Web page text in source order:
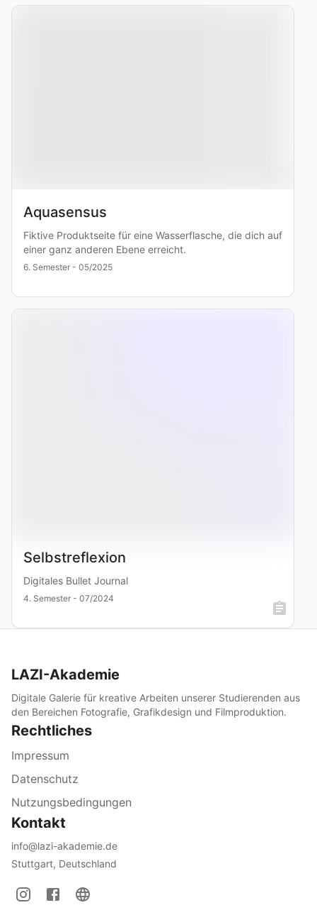
Aquasensus
Fiktive Produktseite für eine Wasserflasche, die dich auf
einer ganz anderen Ebene erreicht.
6. Semester - 05/2025
Selbstreflexion
Digitales Bullet Journal
4. Semester - 07/2024
LAZI-Akademie
Digitale Galerie für kreative Arbeiten unserer Studierenden aus
den Bereichen Fotografie, Grafikdesign und Filmproduktion.
Rechtliches
Impressum
Datenschutz
Nutzungsbedingungen
Kontakt
info@lazi-akademie.de
Stuttgart, Deutschland